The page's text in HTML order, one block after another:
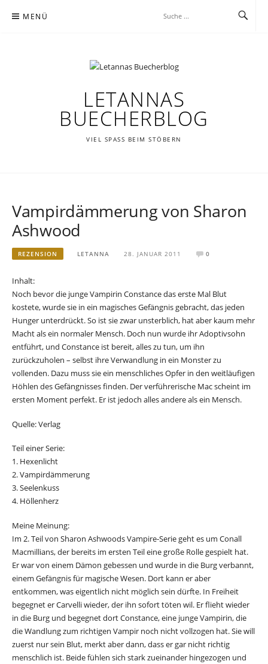
Inhalt MENÜ
LETANNAS
BUECHERBLOG
VIEL SPASS BEIM STÖBERN
Vampirdämmerung von Sharon
Ashwood
REZENSION LETANNA 28. JANUAR 2011 0
Inhalt:
Noch bevor die junge Vampirin Constance das erste Mal Blut
kostete, wurde sie in ein magisches Gefängnis gebracht, das jeden
Hunger unterdrückt. So ist sie zwar unsterblich, hat aber kaum mehr
Macht als ein normaler Mensch. Doch nun wurde ihr Adoptivsohn
entführt, und Constance ist bereit, alles zu tun, um ihn
zurückzuholen – selbst ihre Verwandlung in ein Monster zu
vollenden. Dazu muss sie ein menschliches Opfer in den weitläufigen
Höhlen des Gefängnisses finden. Der verführerische Mac scheint im
ersten Moment perfekt. Er ist jedoch alles andere als ein Mensch.
Quelle: Verlag
Teil einer Serie:
1. Hexenlicht
2. Vampirdämmerung
3. Seelenkuss
4. Höllenherz
Meine Meinung:
Im 2. Teil von Sharon Ashwoods Vampire-Serie geht es um Conall
Macmillians, der bereits im ersten Teil eine große Rolle gespielt hat.
Er war von einem Dämon gebessen und wurde in die Burg verbannt,
einem Gefängnis für magische Wesen. Dort kann er aber
entkommen, was eigentlich nicht möglich sein dürfte. In Freiheit
begegnet er Carvelli wieder, der ihn sofort töten wil. Er flieht wieder
in die Burg und begegnet dort Constance, eine junge Vampirin, die
die Wandlung zum richtigen Vampir noch nicht vollzogen hat. Sie will
zuerst nur sein Blut, merkt aber dann, dass er gar nicht richtig
menschlich ist. Beide fühlen sich stark zueinander hingezogen und